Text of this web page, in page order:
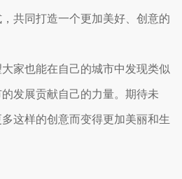
共同打造一个更加美好、创意的
家也能在自己的城市中发现类似
发展贡献自己的力量。期待未
这样的创意而变得更加美丽和生